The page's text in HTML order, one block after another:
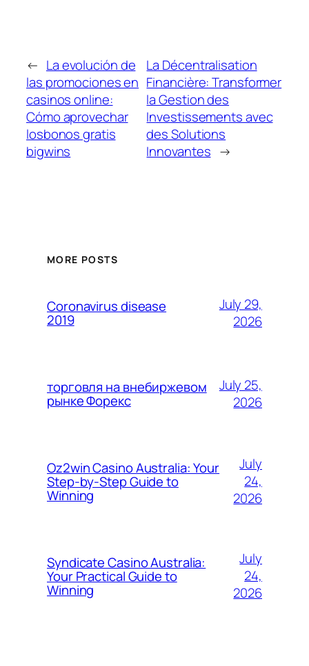
← La evolución de
las promociones en
casinos online:
Cómo aprovechar
losbonos gratis
bigwins
La Décentralisation
Financière: Transformer
la Gestion des
Investissements avec
des Solutions
Innovantes →
MORE POSTS
Coronavirus disease
2019
July 29,
2026
торговля на внебиржевом
рынке Форекс
July 25,
2026
Oz2win Casino Australia: Your
Step-by-Step Guide to
Winning
July
24,
2026
Syndicate Casino Australia:
Your Practical Guide to
Winning
July
24,
2026